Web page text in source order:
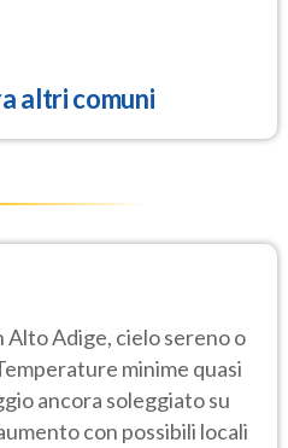
altri comuni
Alto Adige, cielo sereno o
minime quasi
ancora soleggiato su
con possibili locali